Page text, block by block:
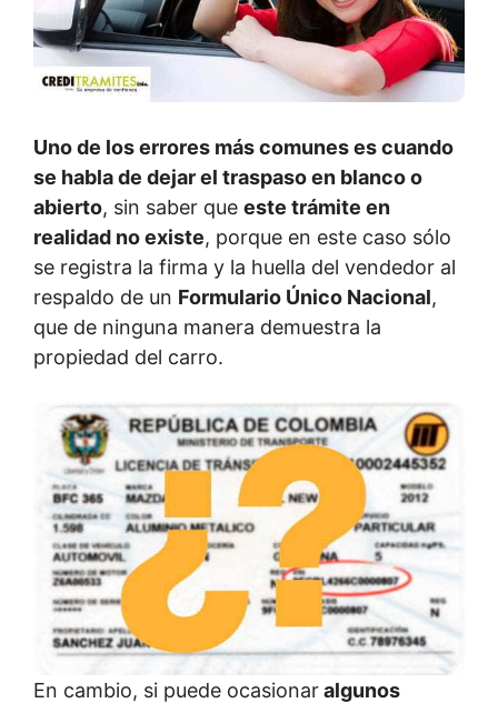
Uno de los errores más comunes es cuando
se habla de dejar el traspaso en blanco o
abierto, sin saber que este trámite en
realidad no existe, porque en este caso sólo
se registra la firma y la huella del vendedor al
respaldo de un Formulario Único Nacional,
que de ninguna manera demuestra la
propiedad del carro.
En cambio, si puede ocasionaralgunos